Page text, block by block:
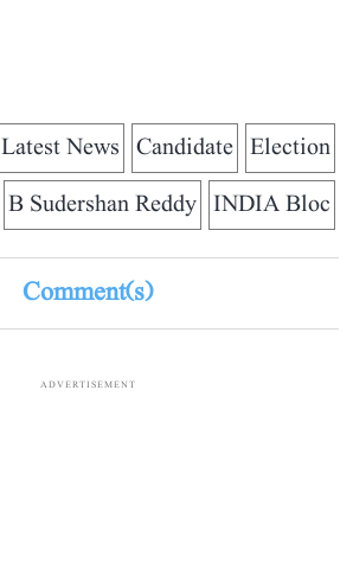
Election
Candidate
Latest News
INDIA Bloc
B Sudershan Reddy
Comment(s)
ADVERTISEMENT